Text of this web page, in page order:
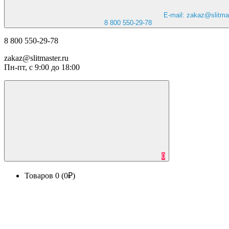
E-mail:
8 800 550-29-78
8 800 550-29-78
zakaz@slitmaster.ru
Пн-пт, с 9:00 до 18:00
0
Товаров 0 (0₽)